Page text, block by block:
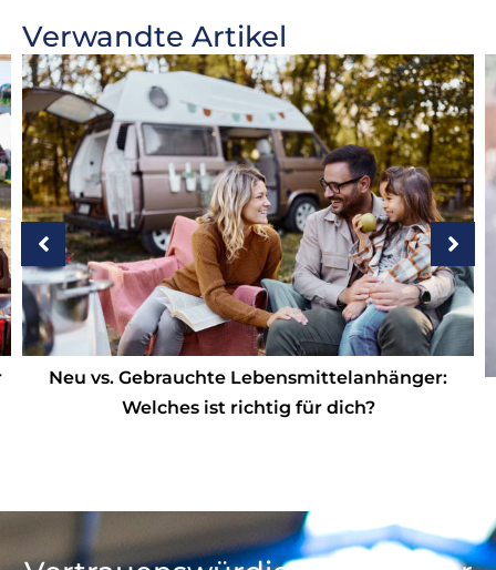
Verwandte Artikel
Worauf Sie beim Kauf eines